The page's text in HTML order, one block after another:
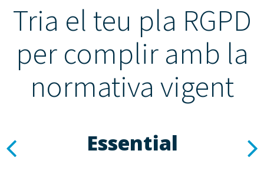
Tria el teu pla RGPD
per complir amb la
normativa vigent
Essential